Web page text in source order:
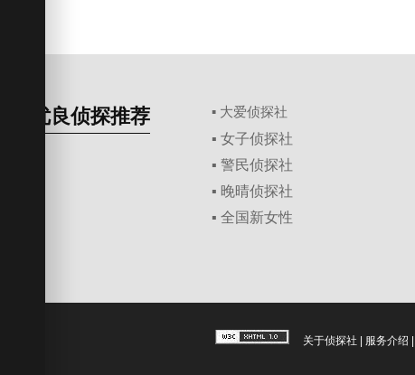
优良侦探推荐 ▪ 大爱侦探社
▪ 女子侦探社
▪ 警民侦探社
▪ 晚晴侦探社
▪ 全国新女性
关于侦探社 服务介绍